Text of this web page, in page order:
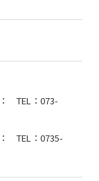
TEL：073-
TEL：0735-